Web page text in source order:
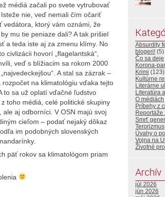
médiá začali po svete vytrubovať
nie, veď nemali čím očariť
vedátora, ktorý vám oznámi, že
mu tie peniaze dali? A tak prišiel
a teda iste aj za zmenu klímy. No
hovorí „flagelantská“,
veď s blížiacim sa rokom 2000
A stal sa zázrak –
na klimatológiu vďaka tejto
to sa už oplatí vďačné ľudstvo
toho médiá, celé politické skupiny
aj odborníci. V OSN majú svoj
cieľom – podať nejaký dôkaz
im podobných slovenských
päť rokov sa klimatológom priam
Absurdity
blogeri! (5)
Čo sa deje
Korona-
Krimi (123)
Kultúrne
Literárne
Literatúra
O médiách
Príbehy z
Reportáže
Smrť
Terorizmus
Úvahy o
Vojna na
Životné
Archív
júl 2026
jún 2026